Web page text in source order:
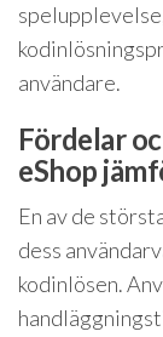
användare.
Fördelar
eShop
En av de
dess
kodinlösen.